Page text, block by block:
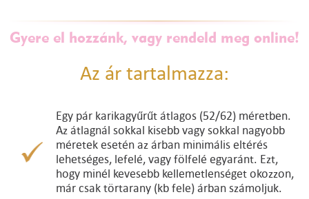
Gyere el hozzánk, vagy rendeld meg online!
Az ár tartalmazza:
Egy pár karikagyűrűt átlagos (52/62) méretben.
Az átlagnál sokkal kisebb vagy sokkal nagyobb
méretek esetén az árban minimális eltérés
lehetséges, lefelé, vagy fölfelé egyaránt. Ezt,
hogy minél kevesebb kellemetlenséget okozzon,
már csak törtarany (kb fele) árban számoljuk.